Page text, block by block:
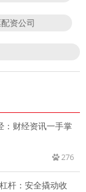
资公司
：财经资讯一手掌
276
杆：安全撬动收